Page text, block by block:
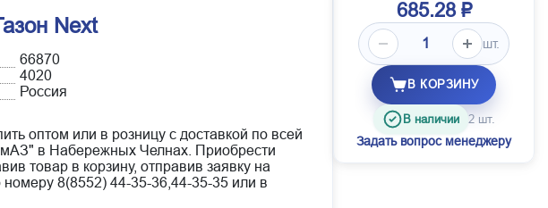
Next
66870
4020
Россия
оптом или в розницу с доставкой по всей
в Набережных Челнах. Приобрести
товар в корзину, отправив заявку на
номеру 8(8552) 44-35-36,44-35-35 или в
685.28 ₽
шт.
В КОРЗИНУ
В наличии 2 шт.
Задать вопрос менеджеру